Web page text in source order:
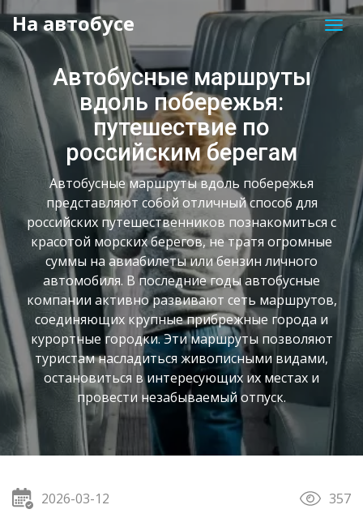
На автобусе
Автобусные маршруты
вдоль побережья:
путешествие по
российским берегам
Автобусные маршруты вдоль побережья
представляют собой отличный способ для
российских путешественников познакомиться с
красотой морских берегов, не тратя огромные
суммы на авиабилеты или бензин личного
автомобиля. В последние годы автобусные
компании активно развивают сеть маршрутов,
соединяющих крупные прибрежные города и
курортные городки. Эти маршруты позволяют
туристам насладиться живописными видами,
остановиться в интересующих их местах и
провести незабываемый отпуск.
2026-03-12 357